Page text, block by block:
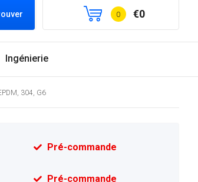
0 €0
Ingénierie
304, G6
Pré-commande
Pré-commande